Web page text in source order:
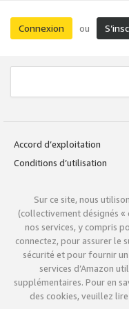
Connexion ou
Accord d’exploitation
Conditions d’utilisation
Sur ce site, nous
(collectivement désignés
nos services, y compris
connectez, pour assurer le
sécurité et pour fournir
services d’Amazon
supplémentaires. Pour en
des cookies, veuillez